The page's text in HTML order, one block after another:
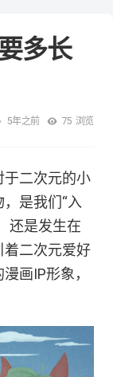
多长
5年之前 75 浏览
于二次元的小
是我们“入
还是发生在
着二次元爱好
画IP形象，